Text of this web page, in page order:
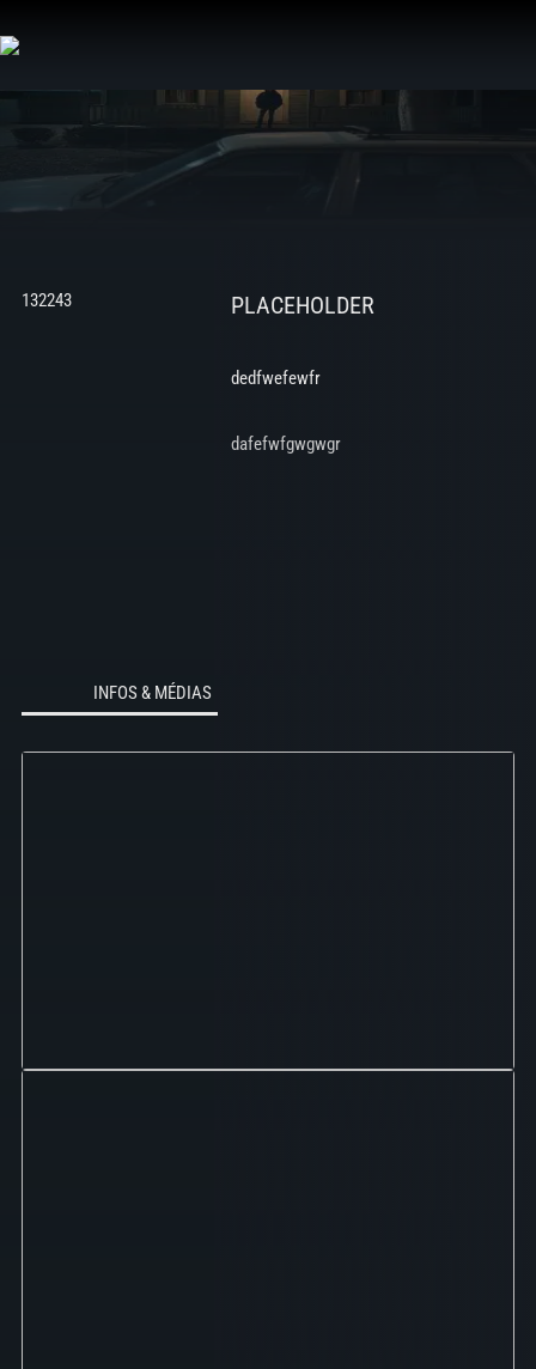
au
132243 PLACEHOLDER
dedfwefewfr
dafefwfgwgwgr
INFOS & MÉDIAS